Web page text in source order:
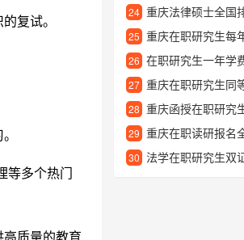
复试。
多个热门
质量的教育
24 重庆法律硕士全国
25 重庆在职研究生每
26 在职研究生一年学
27 重庆在职研究生同等学
28 重庆函授在职研究
29 重庆在职读研报名全
30 法学在职研究生双证含